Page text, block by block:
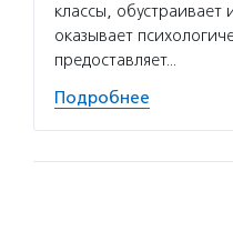
классы, обустраивает
оказывает
предоставляет…
Подробнее